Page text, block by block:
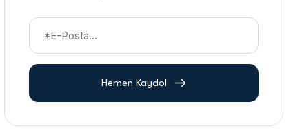
Hemen Kaydol